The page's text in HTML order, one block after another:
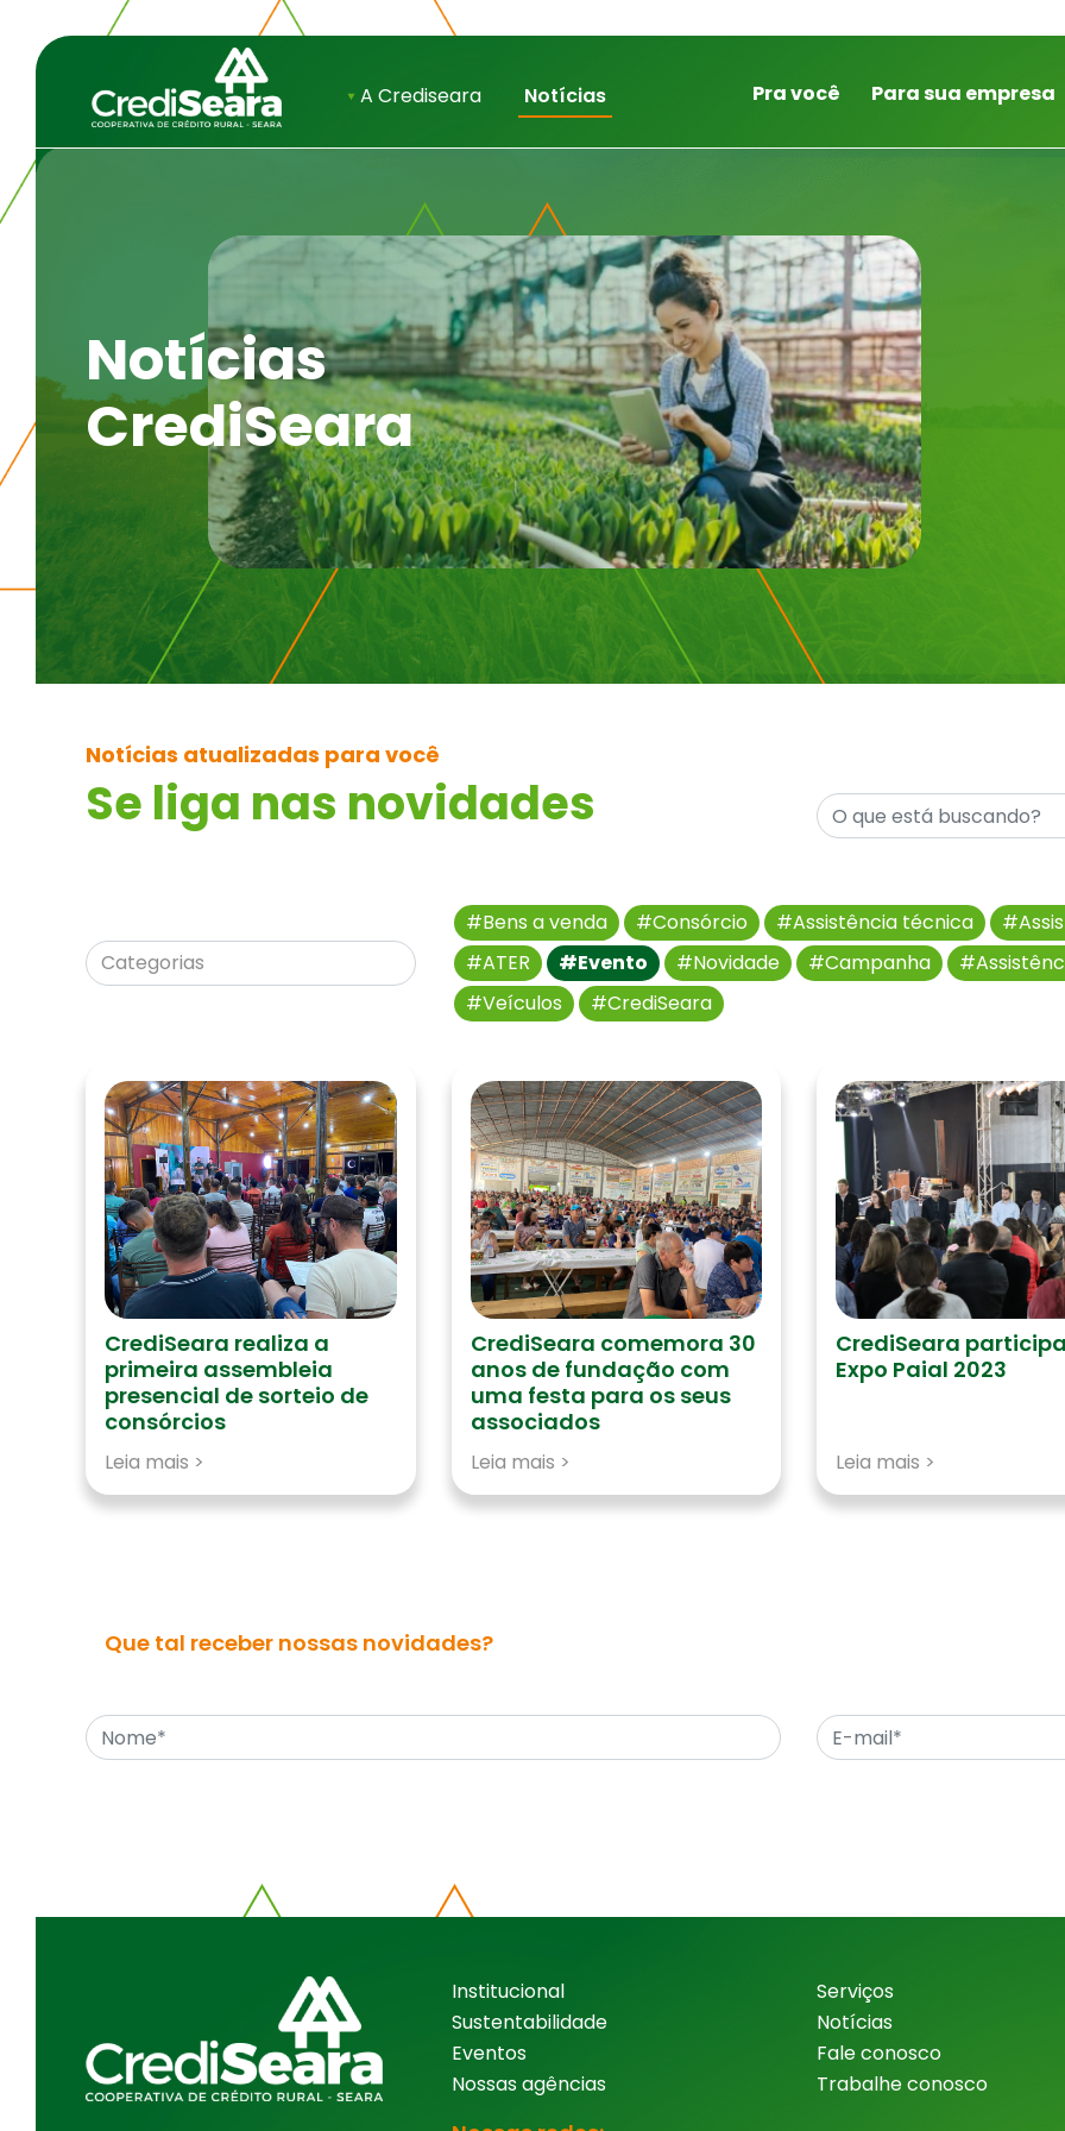
A Crediseara Notícias Pra você Para sua empresa
Notícias
CrediSeara
Notícias atualizadas para você
Se liga nas novidades
#Bens a venda #Consórcio #Assistência técnica
#ATER
#Evento #Novidade #Campanha
#Veículos
#CrediSeara
CrediSeara realiza a
primeira assembleia
presencial de sorteio de
consórcios
Leia mais >
CrediSeara comemora 30
anos de fundação com
uma festa para os seus
associados
Leia mais >
CrediSeara
Expo Paial 2023
Leia mais >
Que tal receber nossas novidades?
Institucional
Sustentabilidade
Eventos
Nossas agências
Serviços
Notícias
Fale conosco
Trabalhe conosco